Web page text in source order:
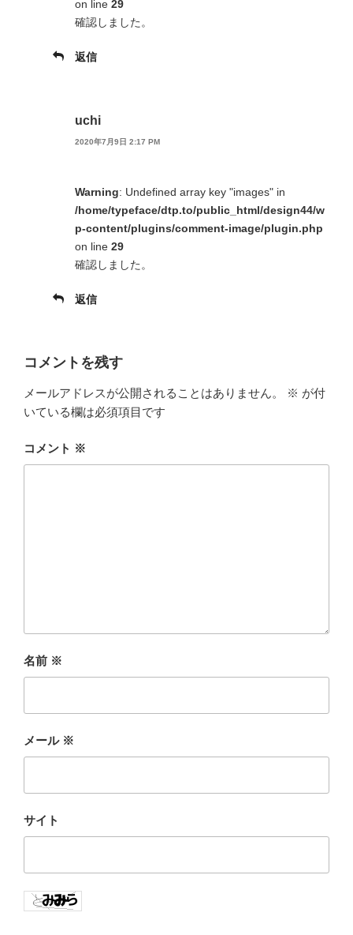
on line 29
確認しました。
返信
uchi
2020年7月9日 2:17 PM
Warning: Undefined array key "images" in
/home/typeface/dtp.to/public_html/design44/w
p-content/plugins/comment-image/plugin.php
on line 29
確認しました。
返信
コメントを残す
メールアドレスが公開されることはありません。 ※ が付
いている欄は必須項目です
コメント ※
名前 ※
メール ※
サイト